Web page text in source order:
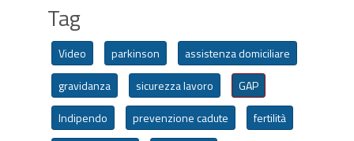
Tag
Video parkinson
assistenza domiciliare
gravidanza
sicurezza lavoro
GAP
Indipendo
prevenzione cadute
fertilità